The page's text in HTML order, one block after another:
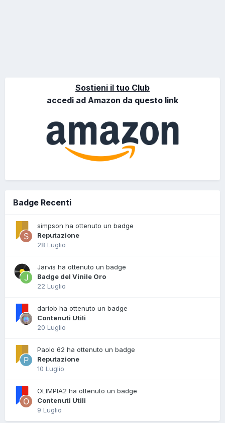
Sostieni il tuo Club
accedi ad Amazon da questo link
Badge Recenti
simpson ha ottenuto un badge
Reputazione
28 Luglio
Jarvis ha ottenuto un badge
Badge del Vinile Oro
22 Luglio
dariob ha ottenuto un badge
Contenuti Utili
20 Luglio
Paolo 62 ha ottenuto un badge
Reputazione
10 Luglio
OLIMPIA2 ha ottenuto un badge
Contenuti Utili
9 Luglio